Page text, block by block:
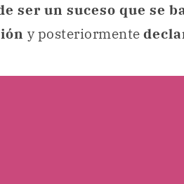
ser un suceso que se
y posteriormente